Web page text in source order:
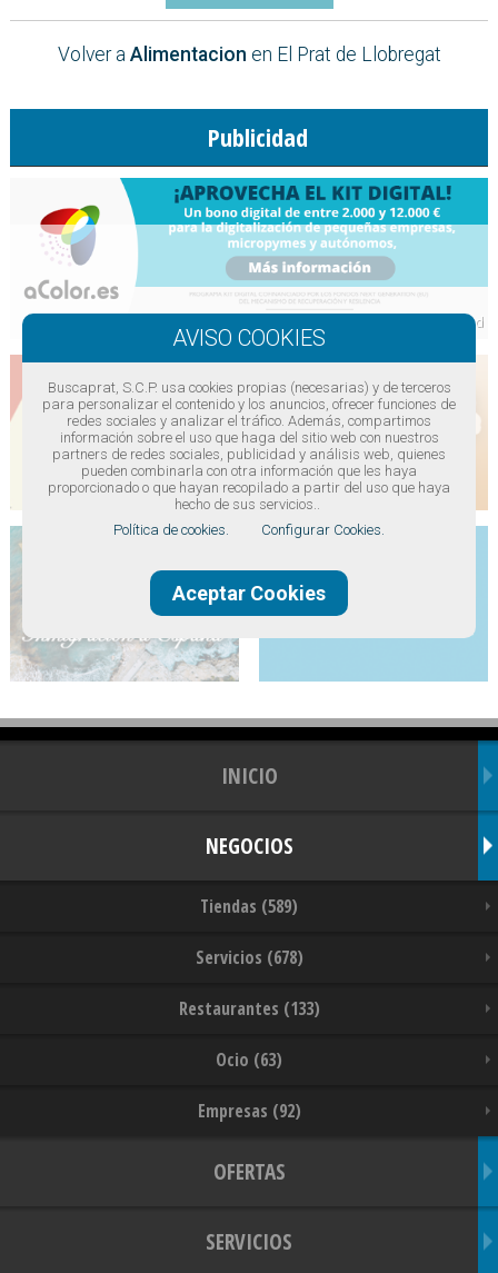
Volver a Alimentacion en El Prat de Llobregat
Publicidad
INICIO
NEGOCIOS
Tiendas (589)
Servicios (678)
Restaurantes (133)
Ocio (63)
Empresas (92)
OFERTAS
SERVICIOS
Buscaprat, S.C.P. usa cookies propias (necesarias) y de terceros
para personalizar el contenido y los anuncios, ofrecer funciones de
redes sociales y analizar el tráfico. Además, compartimos
información sobre el uso que haga del sitio web con nuestros
partners de redes sociales, publicidad y análisis web, quienes
pueden combinarla con otra información que les haya
proporcionado o que hayan recopilado a partir del uso que haya
hecho de sus servicios..
Política de cookies.
Configurar Cookies.
Aceptar Cookies